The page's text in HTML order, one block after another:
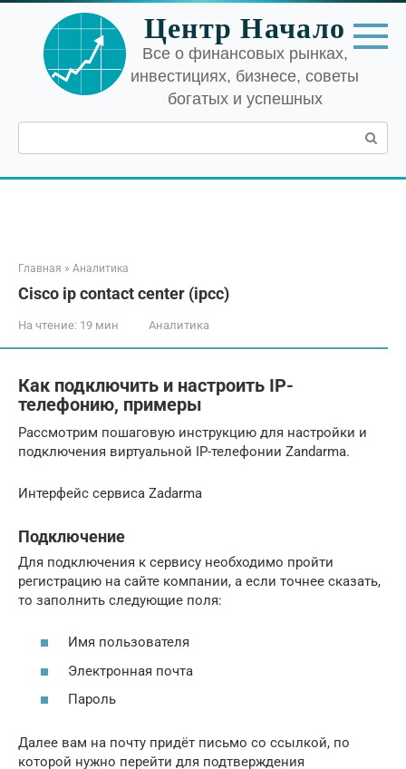
Перейти
контенту
Центр Начало
Все о финансовых рынках,
инвестициях, бизнесе, советы
богатых и успешных
Поиск:
Главная » Аналитика
Cisco ip contact center (ipcc)
На чтение: 19 мин Аналитика
Как подключить и настроить IP-
телефонию, примеры
Рассмотрим пошаговую инструкцию для настройки и
подключения виртуальной IP-телефонии Zandarma.
Интерфейс сервиса Zadarma
Подключение
Для подключения к сервису необходимо пройти
регистрацию на сайте компании, а если точнее сказать,
то заполнить следующие поля:
Имя пользователя
Электронная почта
Пароль
Далее вам на почту придёт письмо со ссылкой, по
которой нужно перейти для подтверждения